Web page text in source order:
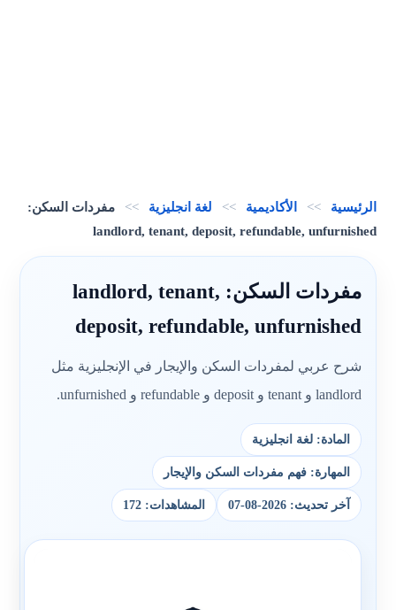
الرئيسية >> الأكاديمية >> لغة انجليزية >>
مفردات السكن:
landlord, tenant, deposit, refundable, unfurnished
مفردات السكن: landlord, tenant,
deposit, refundable, unfurnished
شرح عربي لمفردات السكن والإيجار في الإنجليزية مثل
landlord و tenant و deposit و refundable و unfurnished.
المادة: لغة انجليزية
المهارة: فهم مفردات السكن والإيجار
آخر تحديث: 2026-08-07 المشاهدات: 172